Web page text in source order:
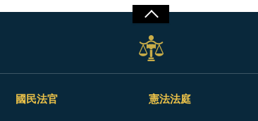
國民法官 憲法法庭